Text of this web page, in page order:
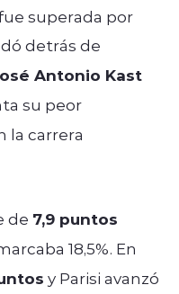
superada por
detrás de
Antonio Kast
su peor
la carrera
de 7,9 puntos
18,5%. En
y Parisi avanzó